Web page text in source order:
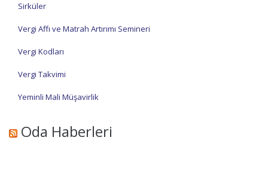
Sirküler
Vergi Affı ve Matrah Artırımı Semineri
Vergi Kodları
Vergi Takvimi
Yeminli Mali Müşavirlik
Oda Haberleri